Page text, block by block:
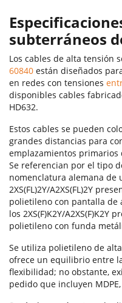
subterráneos
Los cables de alta tensión
60840 están diseñados
en redes con tensiones
disponibles cables
HD632.
Estos cables se pueden
grandes distancias para
emplazamientos primarios
Se referencian por el tipo
nomenclatura alemana de
2XS(FL)2Y/A2XS(FL)2Y
polietileno con pantalla
los 2XS(F)K2Y/
polietileno con funda
Se utiliza polietileno de
ofrece un equilibrio entre
flexibilidad; no obstante,
pedido que incluyen MDPE,